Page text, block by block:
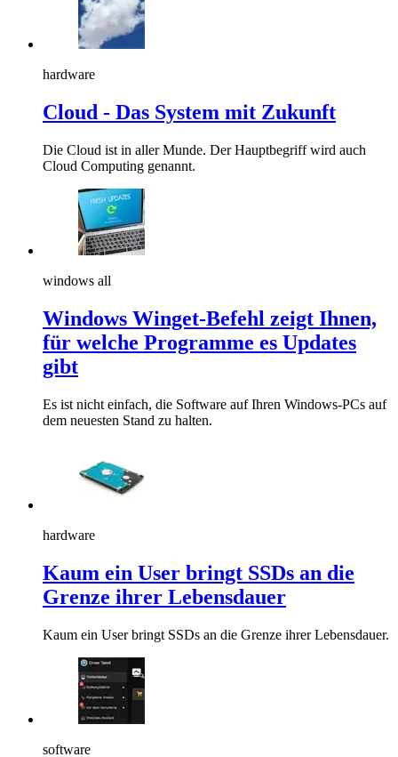
hardware
Cloud - Das System mit Zukunft
Die Cloud ist in aller Munde. Der Hauptbegriff wird auch
Cloud Computing genannt.
windows all
Windows Winget-Befehl zeigt Ihnen,
für welche Programme es Updates
gibt
Es ist nicht einfach, die Software auf Ihren Windows-PCs auf
dem neuesten Stand zu halten.
hardware
Kaum ein User bringt SSDs an die
Grenze ihrer Lebensdauer
Kaum ein User bringt SSDs an die Grenze ihrer Lebensdauer.
software